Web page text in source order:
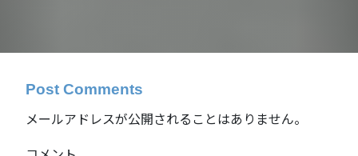
Post Comments
メールアドレスが公開されることはありません。